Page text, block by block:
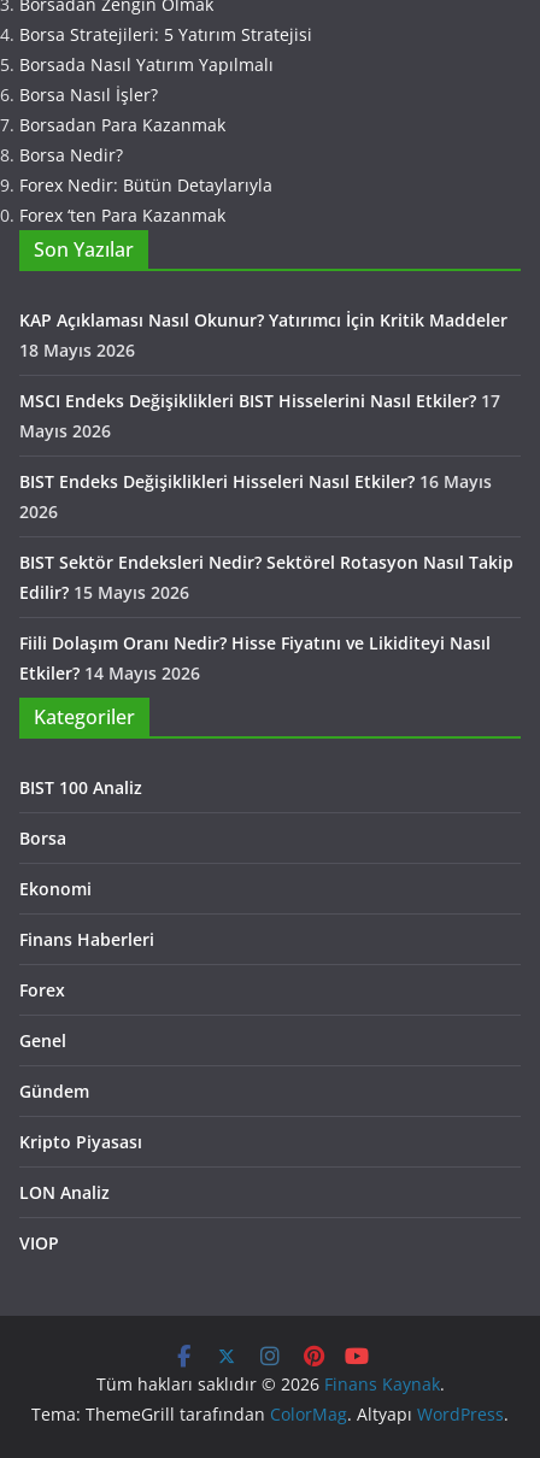
Borsa Stratejileri: 5 Yatırım Stratejisi
Borsada Nasıl Yatırım Yapılmalı
Borsa Nasıl İşler?
Borsadan Para Kazanmak
Borsa Nedir?
Forex Nedir: Bütün Detaylarıyla
Forex ‘ten Para Kazanmak
Son Yazılar
KAP Açıklaması Nasıl Okunur? Yatırımcı İçin Kritik Maddeler
18 Mayıs 2026
MSCI Endeks Değişiklikleri BIST Hisselerini Nasıl Etkiler? 17
Mayıs 2026
BIST Endeks Değişiklikleri Hisseleri Nasıl Etkiler? 16 Mayıs
2026
BIST Sektör Endeksleri Nedir? Sektörel Rotasyon Nasıl Takip
Edilir? 15 Mayıs 2026
Fiili Dolaşım Oranı Nedir? Hisse Fiyatını ve Likiditeyi Nasıl
Etkiler? 14 Mayıs 2026
Kategoriler
BIST 100 Analiz
Borsa
Ekonomi
Finans Haberleri
Forex
Genel
Gündem
Kripto Piyasası
LON Analiz
VIOP
Tüm hakları saklıdır © 2026 Finans Kaynak.
Tema: ThemeGrill tarafından ColorMag. Altyapı WordPress.